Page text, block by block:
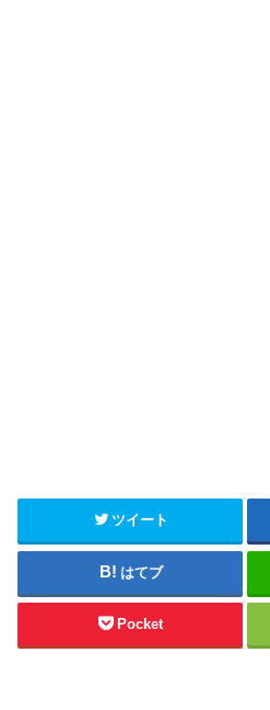
ツイート
はてブ
Pocket